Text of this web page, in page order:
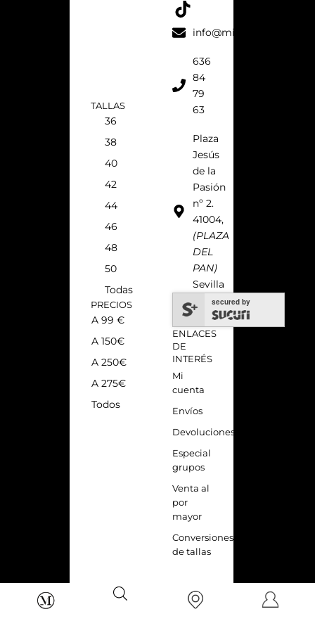
TALLAS
36
38
40
42
44
46
48
50
Todas
PRECIOS
A 99 €
A 150€
A 250€
A 275€
Todos
o
k
r
a
e
s
info@micaelavilla.com
636
84
79
63
Plaza
Jesús
de la
Pasión
nº 2.
41004,
(PLAZA
DEL
PAN)
Sevilla
secured by
ENLACES
DE
INTERÉS
Mi
cuenta
Envíos
Devoluciones
Especial
grupos
Venta al
por
mayor
Conversiones
de tallas